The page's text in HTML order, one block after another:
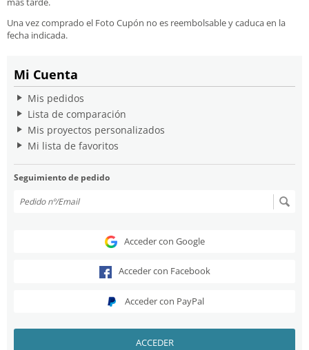
Mi Cuenta
Mis pedidos
Lista de comparación
Mis proyectos personalizados
Mi lista de favoritos
Seguimiento de pedido
Acceder con Google
Acceder con Facebook
Acceder con PayPal
ACCEDER
Una vez comprado el Foto Cupón no es reembolsable y caduca en la
fecha indicada.